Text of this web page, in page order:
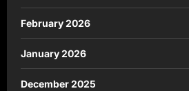
February 2026
January 2026
December 2025